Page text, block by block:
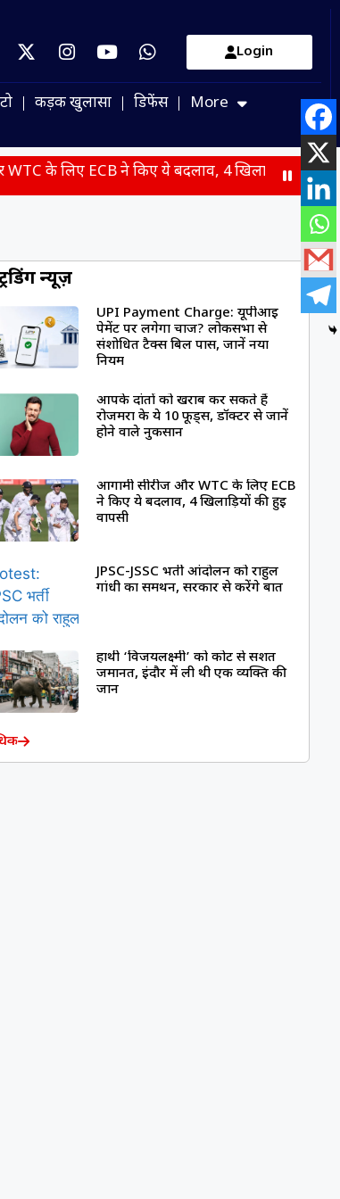
Login
कड़क खुलासा डिफेंस More
ने किए ये बदलाव, 4 खिलाड़ियों की हुई वापसी
न्यूज़
UPI Payment Charge: यूपीआई
पेमेंट पर लगेगा चार्ज? लोकसभा से
संशोधित टैक्स बिल पास, जानें नया
नियम
आपके दांतों को खराब कर सकते हैं
रोजमर्रा के ये 10 फूड्स, डॉक्टर से जानें
होने वाले नुकसान
आगामी सीरीज और WTC के लिए ECB
ने किए ये बदलाव, 4 खिलाड़ियों की हुई
वापसी
JPSC-JSSC भर्ती आंदोलन को राहुल
गांधी का समर्थन, सरकार से करेंगे बात
हाथी ‘विजयलक्ष्मी’ को कोर्ट से सशर्त
जमानत, इंदौर में ली थी एक व्यक्ति की
जान